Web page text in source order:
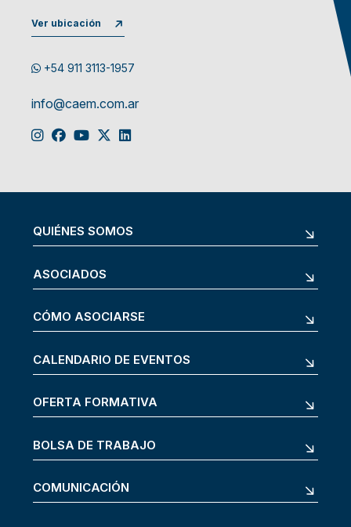
Ver ubicación
+54 911 3113-1957
info@caem.com.ar
QUIÉNES SOMOS
ASOCIADOS
CÓMO ASOCIARSE
CALENDARIO DE EVENTOS
OFERTA FORMATIVA
BOLSA DE TRABAJO
COMUNICACIÓN